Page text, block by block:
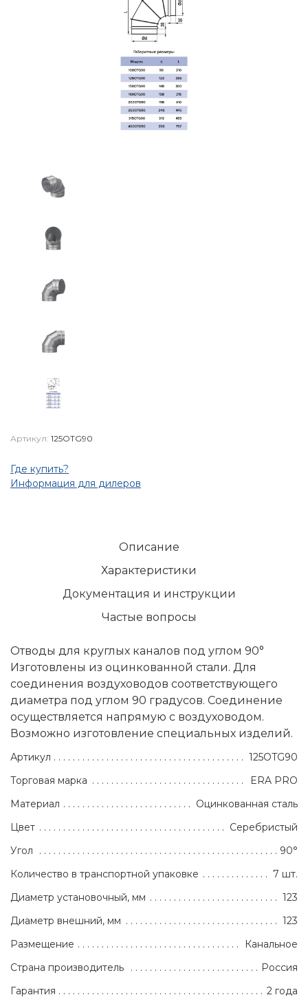
Артикул: 125OTG90
Где купить?
Информация для дилеров
Описание
Характеристики
Документация и инструкции
Частые вопросы
Отводы для круглых каналов под углом 90°
Изготовлены из оцинкованной стали. Для
соединения воздуховодов соответствующего
диаметра под углом 90 градусов. Соединение
осуществляется напрямую с воздуховодом.
Возможно изготовление специальных изделий.
Артикул
125OTG90
Торговая марка
ERA PRO
Материал
Оцинкованная сталь
Цвет
Серебристый
Угол
90°
Количество в транспортной упаковке
7 шт.
Диаметр установочный, мм
123
Диаметр внешний, мм
123
Размещение
Канальное
Страна производитель
Россия
Гарантия
2 года